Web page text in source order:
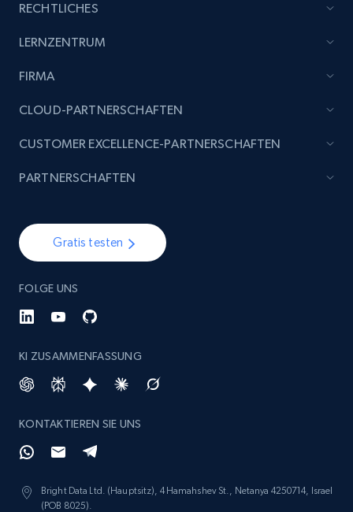
Reviews count shop, Reviews count item, Initial
Etsy - Collect data on products using
specified keywords
Etsy - Collects data from shop's URL
URL, Product id, Listing inventory id, Title, Rating,
Reviews count shop, Reviews count item, Initial
1.9K+
RECHTLICHES
LERNZENTRUM
FIRMA
Gratis testen
FOLGE UNS
KI ZUSAMMENFASSUNG
KONTAKTIEREN SIE UNS
Bright Data Ltd. (Hauptsitz), 4 Hamahshev St., Netanya 4250714, Israel
(POB 8025).
CLOUD-PARTNERSCHAFTEN
CUSTOMER EXCELLENCE-PARTNERSCHAFTEN
PARTNERSCHAFTEN